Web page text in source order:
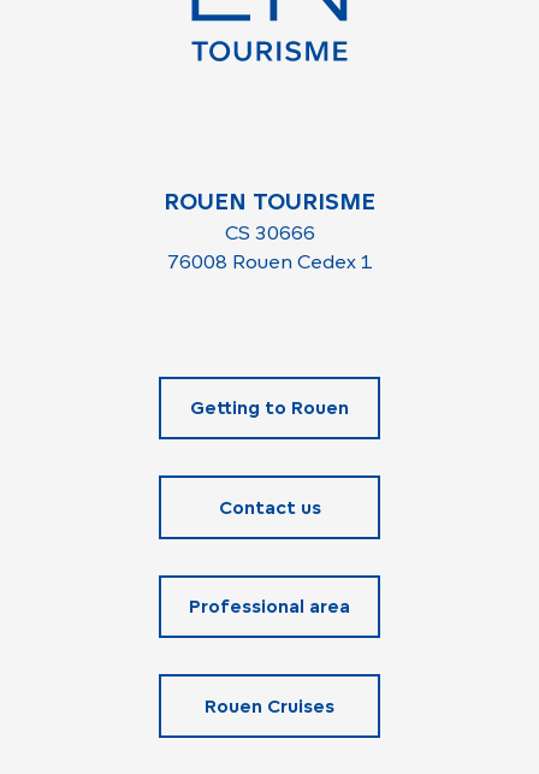
ROUEN TOURISME
CS 30666
76008 Rouen Cedex 1
Getting to Rouen
Contact us
Professional area
Rouen Cruises